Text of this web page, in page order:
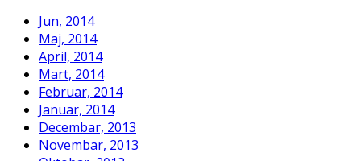
Jun, 2014
Maj, 2014
April, 2014
Mart, 2014
Februar, 2014
Januar, 2014
Decembar, 2013
Novembar, 2013